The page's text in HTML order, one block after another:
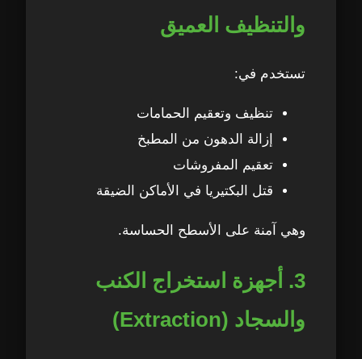
والتنظيف العميق
تستخدم في:
تنظيف وتعقيم الحمامات
إزالة الدهون من المطبخ
تعقيم المفروشات
قتل البكتيريا في الأماكن الضيقة
وهي آمنة على الأسطح الحساسة.
3. أجهزة استخراج الكنب
والسجاد (Extraction)